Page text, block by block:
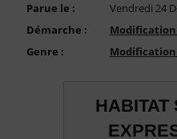
Parue le :
Vendredi 24
Démarche :
Genre :
Modification
HABITAT